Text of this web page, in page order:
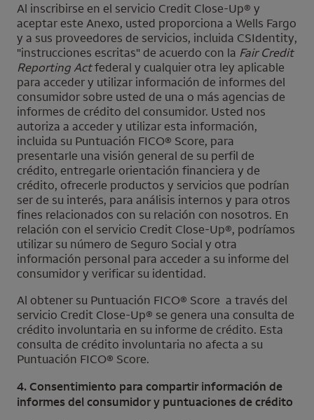
Al inscribirse en el servicio Credit Close-Up® y
aceptar este Anexo, usted proporciona a Wells Fargo
y a sus proveedores de servicios, incluida CSIdentity,
"instrucciones escritas" de acuerdo con la Fair Credit
Reporting Actfederal y cualquier otra ley aplicable
para acceder y utilizar información de informes del
consumidor sobre usted de una o más agencias de
informes de crédito del consumidor. Usted nos
autoriza a acceder y utilizar esta información,
incluida su Puntuación FICO® Score, para
presentarle una visión general de su perfil de
crédito, entregarle orientación financiera y de
crédito, ofrecerle productos y servicios que podrían
ser de su interés, para análisis internos y para otros
fines relacionados con su relación con nosotros. En
relación con el servicio Credit Close-Up®, podríamos
utilizar su número de Seguro Social y otra
información personal para acceder a su informe del
consumidor y verificar su identidad.
Al obtener su Puntuación FICO® Score a través del
servicio Credit Close-Up® se genera una consulta de
crédito involuntaria en su informe de crédito. Esta
consulta de crédito involuntaria no afecta a su
Puntuación FICO® Score.
4. Consentimiento para compartir información de
informes del consumidor y puntuaciones de crédito